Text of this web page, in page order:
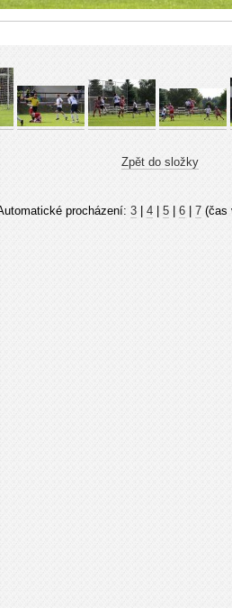
Zpět do složky
procházení: 3| 4| 5| 6| 7(čas